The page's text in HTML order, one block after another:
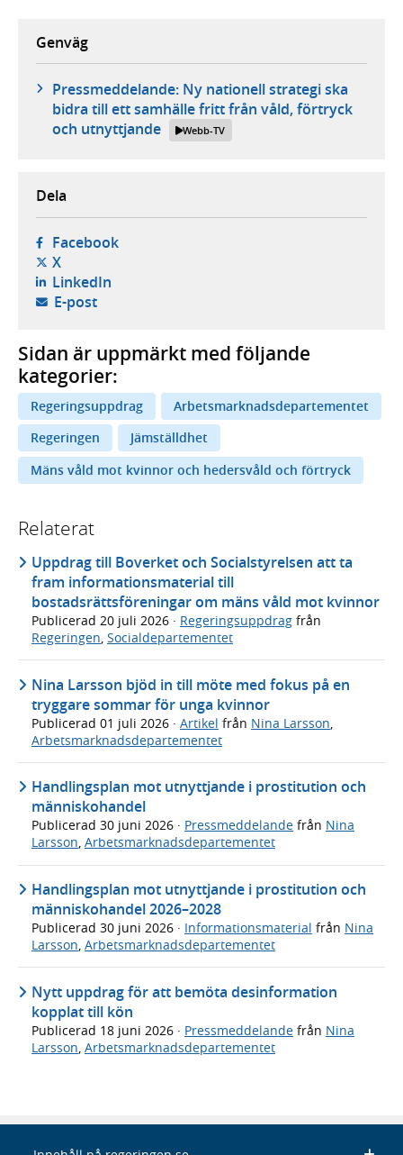
Genväg
Pressmeddelande: Ny nationell strategi ska
bidra till ett samhälle fritt från våld, förtryck
och utnyttjande
Webb-TV
Dela
Facebook- öppnas i ny flik, extern webbplats,
X- öppnas i ny flik, extern webbplats,
LinkedIn- öppnas i ny flik, extern webbplats,
E-post- öppnar din e-postklient,
Sidan är uppmärkt med följande
kategorier:
Regeringsuppdrag
Arbetsmarknadsdepartementet
Regeringen
Jämställdhet
Mäns våld mot kvinnor och hedersvåld och förtryck
Relaterat
Uppdrag till Boverket och Socialstyrelsen att ta
fram informationsmaterial till
bostadsrättsföreningar om mäns våld mot kvinnor
Publicerad 20 juli 2026 · Regeringsuppdrag från
Regeringen, Socialdepartementet
Nina Larsson bjöd in till möte med fokus på en
tryggare sommar för unga kvinnor
Publicerad 01 juli 2026 · Artikel från Nina Larsson
Arbetsmarknadsdepartementet
Handlingsplan mot utnyttjande i prostitution och
människohandel
Publicerad 30 juni 2026 · Pressmeddelande från Nina
Larsson, Arbetsmarknadsdepartementet
Handlingsplan mot utnyttjande i prostitution och
människohandel 2026–2028
Publicerad 30 juni 2026 · Informationsmaterial från Nina
Larsson, Arbetsmarknadsdepartementet
Nytt uppdrag för att bemöta desinformation
kopplat till kön
Publicerad 18 juni 2026 · Pressmeddelande från Nina
Larsson Arbetsmarknadsdepartementet